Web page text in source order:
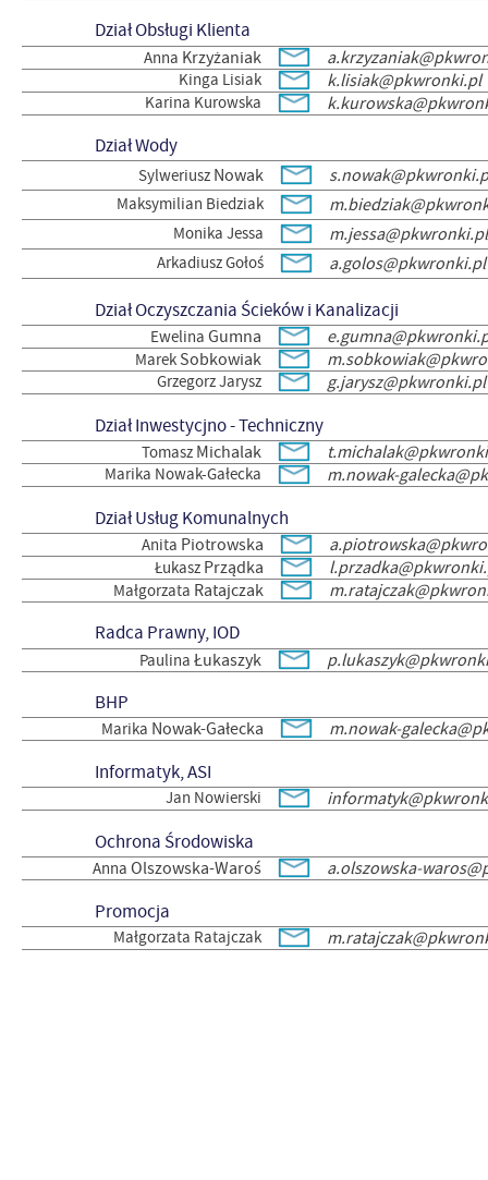
Dział Obsługi Klienta
Anna Krzyżaniak
Kinga Lisiak k.lisiak@pkwronki.pl
Karina Kurowska
Dział Wody
Sylweriusz Nowak
Maksymilian Biedziak
Monika Jessa m.jessa@pkwronki.pl
Arkadiusz Gołoś a.golos@pkwronki.pl
Dział Oczyszczania Ścieków i Kanalizacji
Ewelina Gumna
Marek Sobkowiak
Grzegorz Jarysz g.jarysz@pkwronki.pl
Dział Inwestycjno - Techniczny
Tomasz Michalak
Marika Nowak-Gałecka m.nowak-
Dział Usług Komunalnych
Anita Piotrowska
Łukasz Prządka
Małgorzata Ratajczak
Radca Prawny, IOD
Paulina Łukaszyk
BHP
Marika Nowak-Gałecka m.nowak-
Informatyk, ASI
Jan Nowierski
Ochrona Środowiska
Anna Olszowska-Waroś a.olszowska-
Promocja
Małgorzata Ratajczak